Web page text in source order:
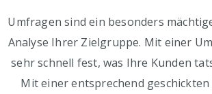
Umfragen sind ein besonders
Analyse Ihrer Zielgruppe. Mit einer
sehr schnell fest, was Ihre Kunden
Mit einer entsprechend